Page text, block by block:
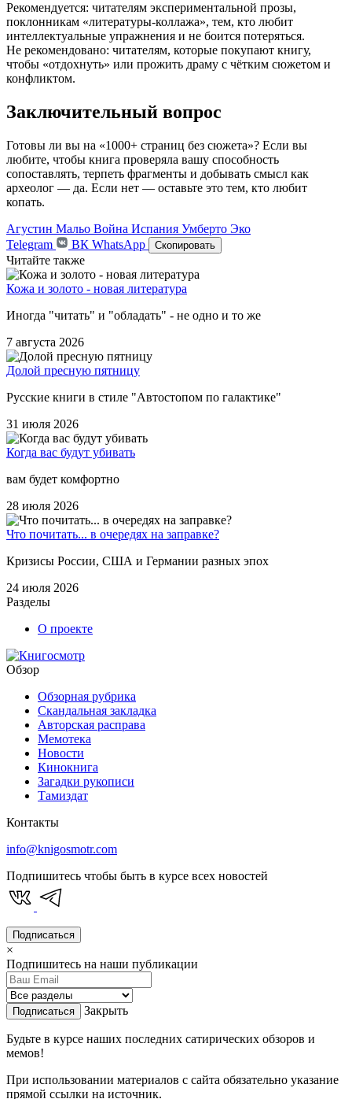
Рекомендуется: читателям экспериментальной прозы,
поклонникам «литературы-коллажа», тем, кто любит
интеллектуальные упражнения и не боится потеряться.
Не рекомендовано: читателям, которые покупают книгу,
чтобы «отдохнуть» или прожить драму с чётким сюжетом и
конфликтом.
Заключительный вопрос
Готовы ли вы на «1000+ страниц без сюжета»? Если вы
любите, чтобы книга проверяла вашу способность
сопоставлять, терпеть фрагменты и добывать смысл как
археолог — да. Если нет — оставьте это тем, кто любит
копать.
Агустин Мальо Война Испания Умберто Эко
Telegram
ВК WhatsApp Скопировать
Читайте также
Кожа и золото - новая литература
Иногда "читать" и "обладать" - не одно и то же
7 августа 2026
Долой пресную пятницу
Русские книги в стиле "Автостопом по галактике"
31 июля 2026
Когда вас будут убивать
вам будет комфортно
28 июля 2026
Что почитать... в очередях на заправке?
Кризисы России, США и Германии разных эпох
24 июля 2026
Разделы
О проекте
Обзор
Обзорная рубрика
Скандальная закладка
Авторская расправа
Мемотека
Новости
Кинокнига
Загадки рукописи
Тамиздат
Контакты
info@knigosmotr.com
Подпишитесь чтобы быть в курсе всех новостей
Подписаться
×
Подпишитесь на наши публикации
Подписаться Закрыть
Будьте в курсе наших последних сатирических обзоров и
мемов!
При использовании материалов с сайта обязательно указание
прямой ссылки на источник.